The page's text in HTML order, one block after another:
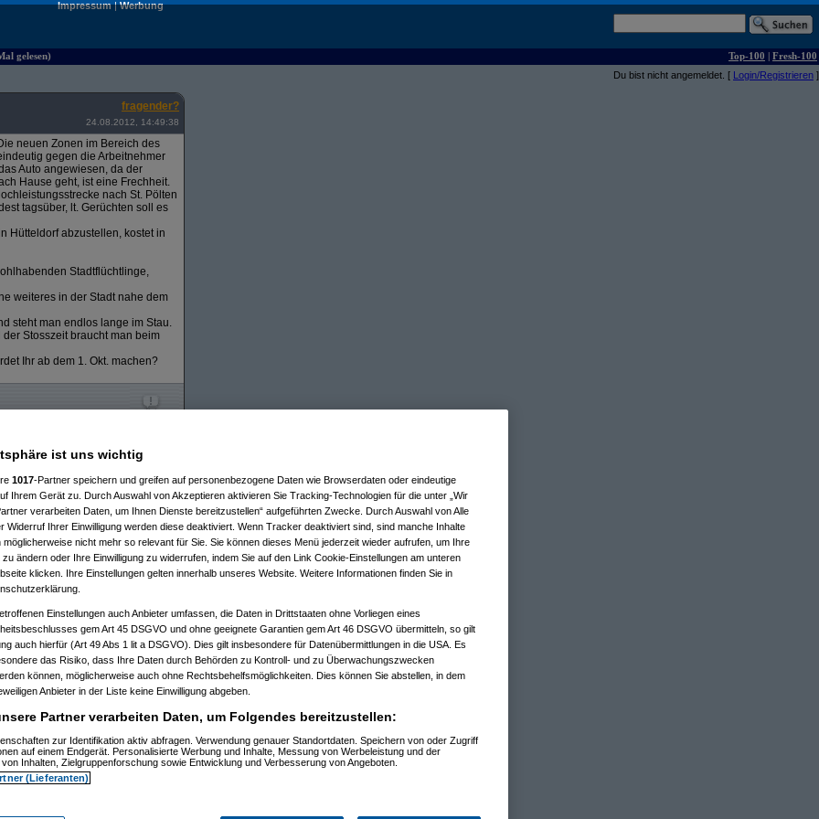
Impressum|Werbung
gelesen) Top-100 | Fresh-100
Du bist nicht angemeldet. [ Login/Registrieren ]
fragender?
24.08.2012, 14:49:38
neuen Zonen im Bereich des
gegen die Arbeitnehmer
Auto angewiesen, da der
Hause geht, ist eine Frechheit.
nach St. Pölten
tagsüber, lt. Gerüchten soll es
Hütteldorf abzustellen, kostet in
Stadtflüchtlinge,
weiteres in der Stadt nahe dem
steht man endlos lange im Stau.
Stosszeit braucht man beim
Ihr ab dem 1. Okt. machen?
10:59:10)
14:09:38)
18:11:13)
18:38:09)
am 26.08.2012, 18:58:27)
ist uns wichtig
1017-Partner speichern und greifen auf personenbezogene Daten wie Browserdaten oder eindeutige
Ihrem Gerät zu. Durch Auswahl von Akzeptieren aktivieren Sie Tracking-Technologien für die unter „Wir
verarbeiten Daten, um Ihnen Dienste bereitzustellen“ aufgeführten Zwecke. Durch Auswahl von Alle
Widerruf Ihrer Einwilligung werden diese deaktiviert. Wenn Tracker deaktiviert sind, sind manche Inhalte
möglicherweise nicht mehr so relevant für Sie. Sie können dieses Menü jederzeit wieder aufrufen, um Ihre
zu ändern oder Ihre Einwilligung zu widerrufen, indem Sie auf den Link Cookie-Einstellungen am unteren
klicken. Ihre Einstellungen gelten innerhalb unseres Website. Weitere Informationen finden Sie in
Einstellungen auch Anbieter umfassen, die Daten in Drittstaaten ohne Vorliegen eines
gem Art 45 DSGVO und ohne geeignete Garantien gem Art 46 DSGVO übermitteln, so gilt
auch hierfür (Art 49 Abs 1 lit a DSGVO). Dies gilt insbesondere für Datenübermittlungen in die USA. Es
das Risiko, dass Ihre Daten durch Behörden zu Kontroll- und zu Überwachungszwecken
können, möglicherweise auch ohne Rechtsbehelfsmöglichkeiten. Dies können Sie abstellen, in dem
Anbieter in der Liste keine Einwilligung abgeben.
Partner verarbeiten Daten, um Folgendes bereitzustellen:
zur Identifikation aktiv abfragen. Verwendung genauer Standortdaten. Speichern von oder Zugriff
auf einem Endgerät. Personalisierte Werbung und Inhalte, Messung von Werbeleistung und der
Inhalten, Zielgruppenforschung sowie Entwicklung und Verbesserung von Angeboten.
(Lieferanten)